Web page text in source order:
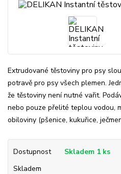
Extrudované těstoviny pro psy
potravě pro psy všech plemen.
že těstoviny není nutné vařit.
nebo pouze přelité teplou vodou,
obiloviny (pšenice, kukuřice,
Dostupnost
Skladem 1 ks
Skladem